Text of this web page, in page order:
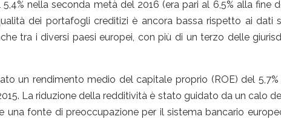
nella seconda metà del 2016 (era pari al 6,5% alla fine
dei portafogli creditizi è ancora bassa rispetto ai dati
tra i diversi paesi europei, con più di un terzo delle
un rendimento medio del capitale proprio (ROE) del
La riduzione della redditività è stato guidato da un calo
una fonte di preoccupazione per il sistema bancario